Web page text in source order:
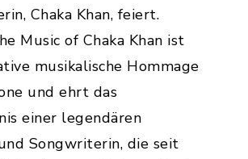
Chaka Khan, feiert.
Music of Chaka Khan ist
musikalische Hommage
und ehrt das
einer legendären
Songwriterin, die seit